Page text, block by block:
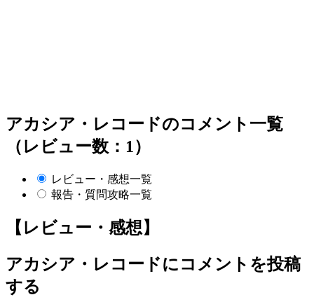
アカシア・レコードのコメント一覧
（レビュー数：1）
レビュー・感想一覧
報告・質問攻略一覧
【レビュー・感想】
アカシア・レコードにコメントを投稿
する